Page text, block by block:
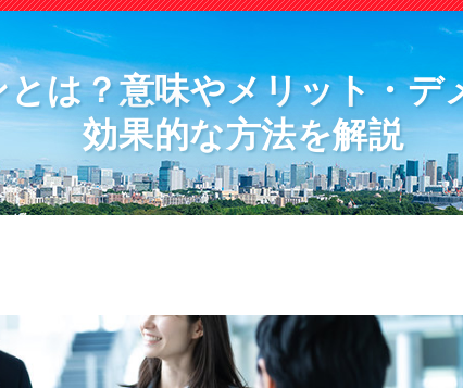
は？意味やメリット・デ
効果的な方法を解説